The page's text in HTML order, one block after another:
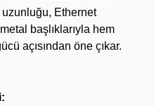
Ethernet
başlıklarıyla hem
açısından öne çıkar.